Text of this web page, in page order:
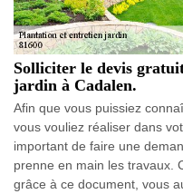
Solliciter le devis
jardin à Cadalen.
Afin que vous puissiez
vous vouliez réaliser dans
important de faire une
prenne en main les travaux.
grâce à ce document, vous